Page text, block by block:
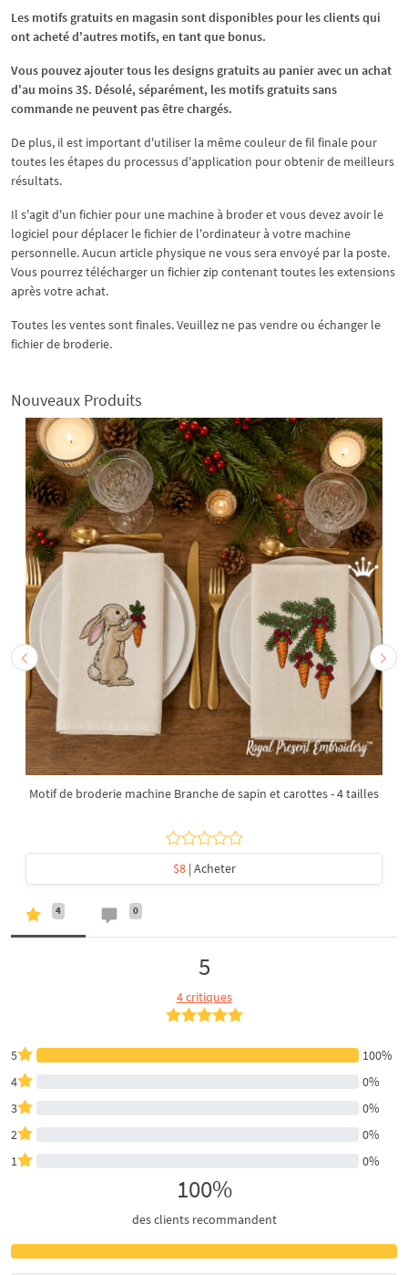
Les motifs gratuits en magasin sont disponibles pour les clients qui
ont acheté d'autres motifs, en tant que bonus.
Vous pouvez ajouter tous les designs gratuits au panier avec un achat
d'au moins 3$. Désolé, séparément, les motifs gratuits sans
commande ne peuvent pas être chargés.
De plus, il est important d'utiliser la même couleur de fil finale pour
toutes les étapes du processus d'application pour obtenir de meilleurs
résultats.
Il s'agit d'un fichier pour une machine à broder et vous devez avoir le
logiciel pour déplacer le fichier de l'ordinateur à votre machine
personnelle. Aucun article physique ne vous sera envoyé par la poste.
Vous pourrez télécharger un fichier zip contenant toutes les extensions
après votre achat.
Toutes les ventes sont finales. Veuillez ne pas vendre ou échanger le
fichier de broderie.
Nouveaux Produits
Motif de broderie machine Branche de sapin et carottes - 4 tailles
$8| Acheter
4 0
5
4 critiques
5
100%
4
0%
3
0%
2
0%
1
0%
100%
des clients recommandent